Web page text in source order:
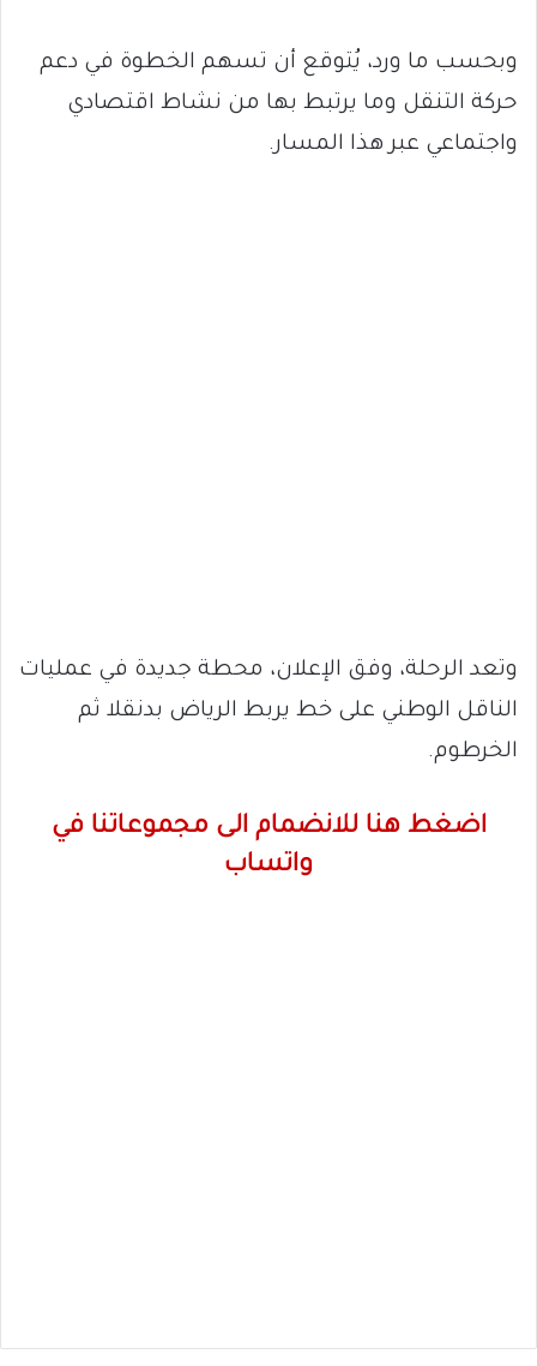
وبحسب ما ورد، يُتوقع أن تسهم الخطوة في دعم
حركة التنقل وما يرتبط بها من نشاط اقتصادي
واجتماعي عبر هذا المسار.
وتعد الرحلة، وفق الإعلان، محطة جديدة في عمليات
الناقل الوطني على خط يربط الرياض بدنقلا ثم
الخرطوم.
اضغط هنا للانضمام الى مجموعاتنا في
واتساب